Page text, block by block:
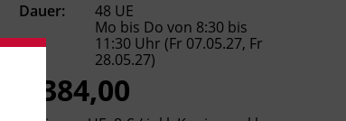
Dauer:
48 UE
Mo bis Do von 8:30 bis
11:30 Uhr (Fr 07.05.27, Fr
28.05.27)
€ 384,00